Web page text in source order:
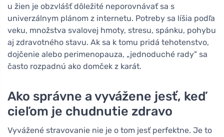
u žien je obzvlášť dôležité neporovnávať sa s
univerzálnym plánom z internetu. Potreby sa líšia podľa
veku, množstva svalovej hmoty, stresu, spánku, pohybu
aj zdravotného stavu. Ak sa k tomu pridá tehotenstvo,
dojčenie alebo perimenopauza, „jednoduché rady" sa
často rozpadnú ako domček z karát.
Ako správne a vyvážene jesť, keď
cieľom je chudnutie zdravo
Vyvážené stravovanie nie je o tom jesť perfektne. Je to